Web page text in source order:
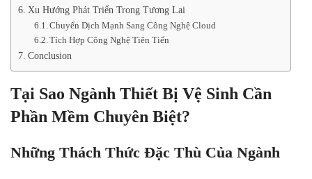
Xu Hướng Phát Triển Trong Tương Lai
Chuyển Dịch Mạnh Sang Công Nghệ Cloud
Tích Hợp Công Nghệ Tiên Tiến
Conclusion
Tại Sao Ngành Thiết Bị Vệ Sinh Cần
Phần Mềm Chuyên Biệt?
Những Thách Thức Đặc Thù Của Ngành